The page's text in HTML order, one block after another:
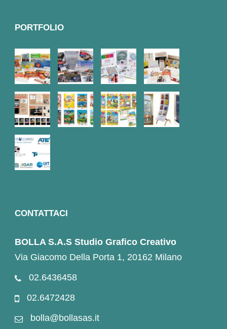
PORTFOLIO
CONTATTACI
BOLLA S.A.S Studio Grafico Creativo
Via Giacomo Della Porta 1, 20162 Milano
02.6436458
02.6472428
bolla@bollasas.it